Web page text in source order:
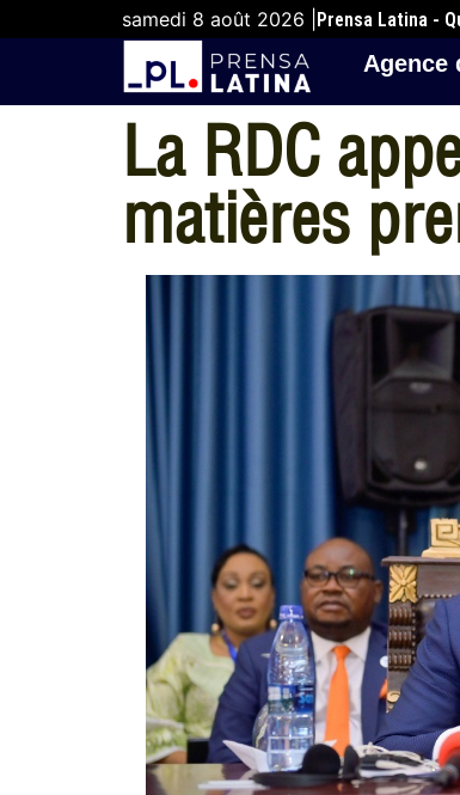
samedi 8 août 2026 | Prensa Latina -
Agence
La RDC
matières